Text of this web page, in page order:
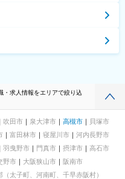
・求人情報をエリアで絞り込
吹田市 泉大津市 高槻市
貝塚市
富田林市 寝屋川市
河内長野市
羽曳野市 門真市 摂津市
高石市
野市 大阪狭山市
阪南市
（太子町、河南町、千早赤阪村）